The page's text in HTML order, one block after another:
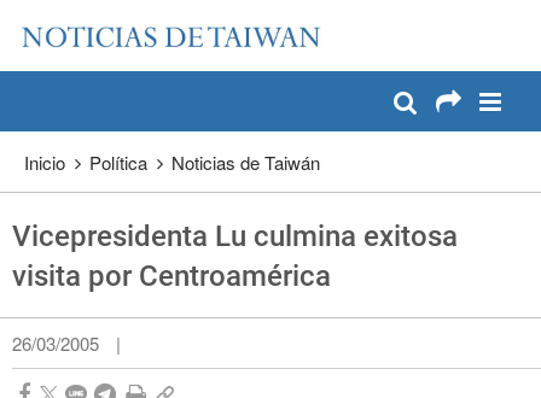
Pase a contenido principal
Inicio Política Noticias de Taiwán
Vicepresidenta Lu culmina exitosa
visita por Centroamérica
26/03/2005 |